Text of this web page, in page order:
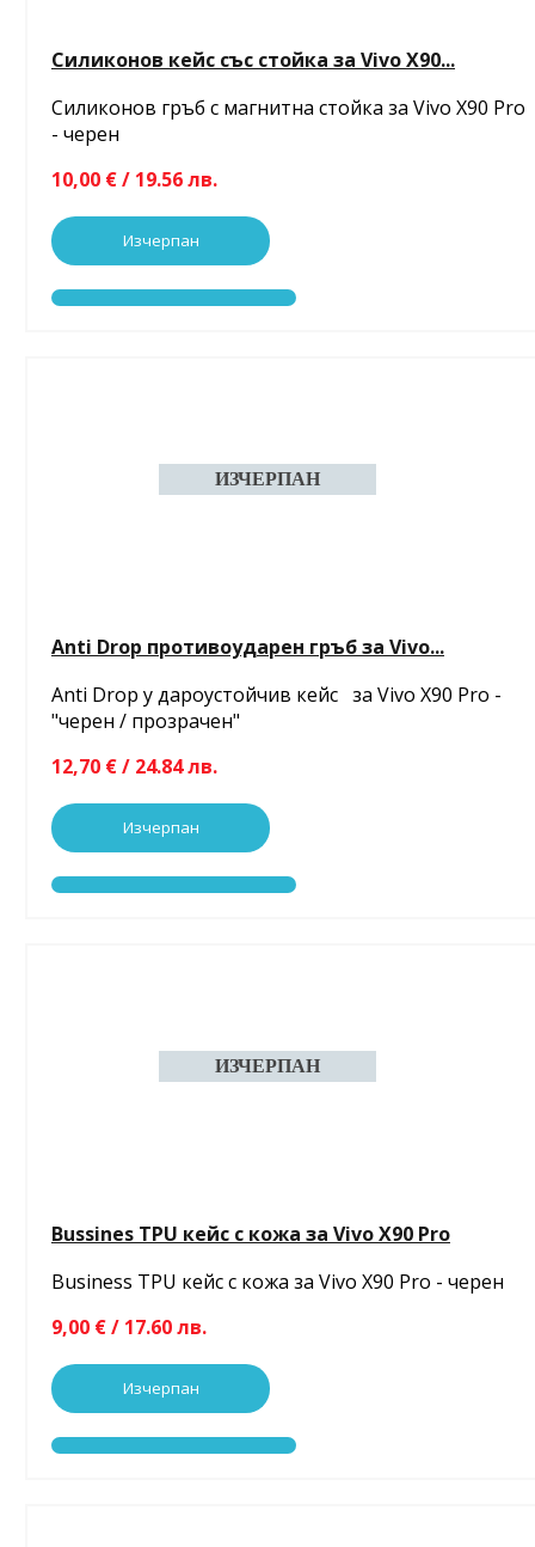
Силиконов кейс със стойка за Vivo X90...
Силиконов гръб с магнитна стойка за Vivo X90 Pro
- черен
10,00 € / 19.56 лв.
Изчерпан
Anti Drop противоударен гръб за Vivo...
Anti Drop у дароустойчив кейс за Vivo X90 Pro -
"черен / прозрачен"
12,70 € / 24.84 лв.
Изчерпан
Bussines TPU кейс с кожа за Vivo X90 Pro
Business TPU кейс с кожа за Vivo X90 Pro - черен
9,00 € / 17.60 лв.
Изчерпан